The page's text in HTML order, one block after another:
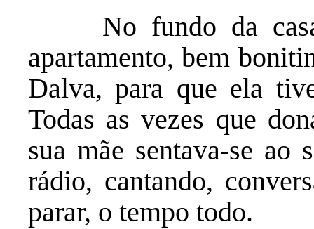
No fundo da casa
apartamento, bem
Dalva, para que ela
Todas as vezes que
sua mãe sentava-se ao
rádio, cantando,
parar, o tempo todo.